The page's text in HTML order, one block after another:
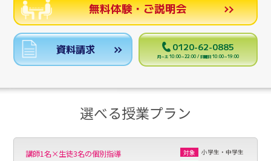
無料体験・ご説明会
資料請求 0120-62-0885
月～土 10:00～22:00 / 日曜日 10:00～19:00
選べる授業プラン
講師1名×生徒3名の個別指導 対象
小学生・中学生